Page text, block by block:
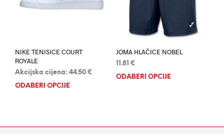
proizvoda
NIKE TENISICE COURT
ROYALE
Akcijska cijena: 44.50 €
ODABERI OPCIJE
varijanti.
JOMA HLAČICE NOBEL
11.81 €
ODABERI OPCIJE